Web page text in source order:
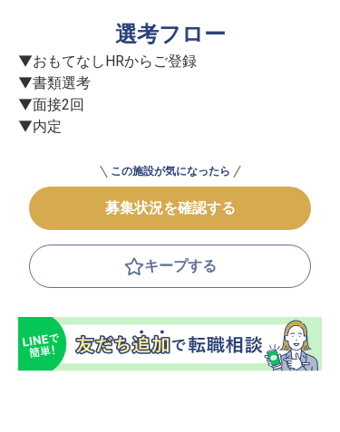
選考フロー
▼おもてなしHRからご登録
▼書類選考
▼面接2回
▼内定
この施設が気になったら
募集状況を確認する
キープする